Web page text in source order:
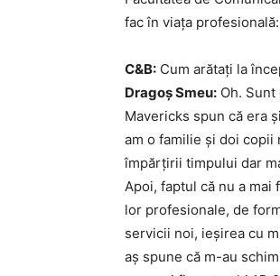
fac în viața
C&B: Cum arătați la
Dragoș Smeu: Oh.
Mavericks spun că era
am o familie și doi
împărțirii timpului dar
Apoi, faptul că nu a
lor profesionale, de
servicii noi, ieșirea cu
aș spune că m-au